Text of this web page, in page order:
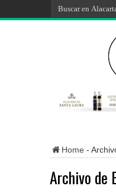
Home -
Archivo de